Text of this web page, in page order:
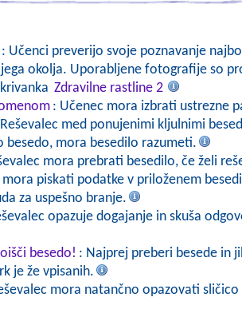
: Učenci preverijo svoje poznavanje
okolja. Uporabljene fotografije so
Zdravilne rastline 2
: Učenec mora izbrati ustrezne
med ponujenimi kljulnimi
besedo, mora besedilo razumeti.
mora prebrati besedilo, če želi
piskati podatke v priloženem
za uspešno branje.
opazuje dogajanje in skuša
besedo! : Najprej preberi besede in
je že vpisanih.
mora natančno opazovati